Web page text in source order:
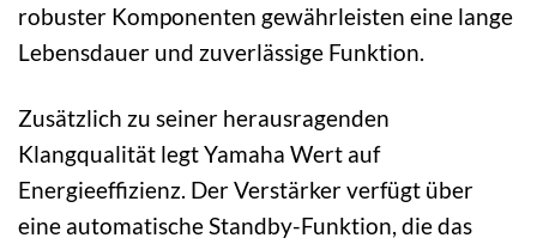
robuster Komponenten gewährleisten eine lange
Lebensdauer und zuverlässige Funktion.
Zusätzlich zu seiner herausragenden
Klangqualität legt Yamaha Wert auf
Energieeffizienz. Der Verstärker verfügt über
eine automatische Standby-Funktion, die das